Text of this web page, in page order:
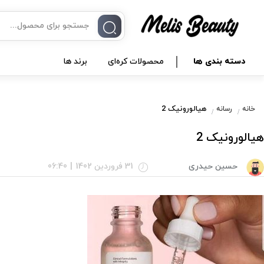
دسته بندی ها محصولات کره‌ای برند ها
خانه رسانه هیالورونیک 2
هیالورونیک 2
حسین حیدری 31 فروردین 1402 06:40